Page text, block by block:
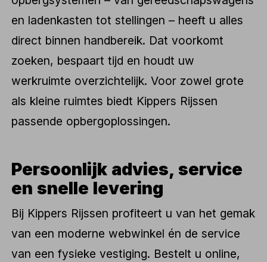
en ladenkasten tot stellingen – heeft u alles
direct binnen handbereik. Dat voorkomt
zoeken, bespaart tijd en houdt uw
werkruimte overzichtelijk. Voor zowel grote
als kleine ruimtes biedt Kippers Rijssen
passende opbergoplossingen.
Persoonlijk advies, service
en snelle levering
Bij Kippers Rijssen profiteert u van het gemak
van een moderne webwinkel én de service
van een fysieke vestiging. Bestelt u online,